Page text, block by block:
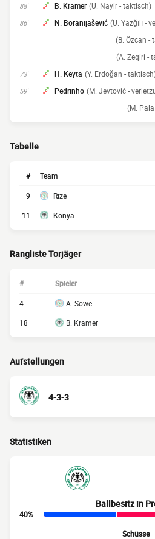
88' B. Kramer (U. Nayir - taktisch)
86' N. Boranijašević (U. Yazğılı -
(B. Özcan -
(A. Zeqiri -
73' H. Keyta (Y. Erdoğan -
59' Pedrinho (M. Jevtović -
(M.
Tabelle
# Team
9 Rize
11
Konya
Rangliste Torjäger
# Spieler
4 A. Sowe
18
B. Kramer
Aufstellungen
4-3-3
Statistiken
Ballbesitz in
40%
Schüsse